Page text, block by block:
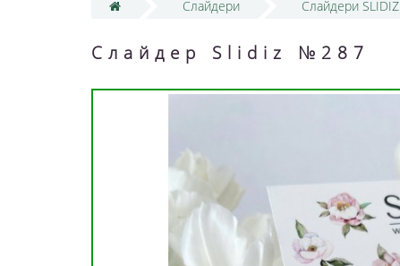
Слайдери Слайдери SLIDIZ
Слайдер Slidiz №287